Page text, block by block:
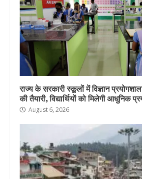
राज्य के सरकारी स्कूलों में विज्ञान
की तैयारी, विद्यार्थियों को मिलेगी आधुनिक
August 6, 2026